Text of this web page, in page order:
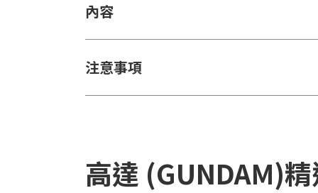
內容
注意事項
高達 (GUNDAM)